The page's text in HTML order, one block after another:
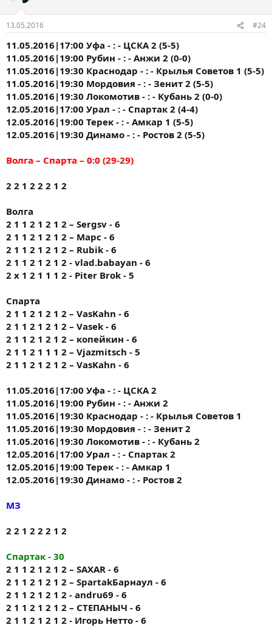
13.05.2016 #24
11.05.2016|17:00 Уфа - : - ЦСКА 2 (5-5)
11.05.2016|19:00 Рубин - : - Анжи 2 (0-0)
11.05.2016|19:30 Краснодар - : - Крылья Советов 1 (5-5)
11.05.2016|19:30 Мордовия - : - Зенит 2 (5-5)
11.05.2016|19:30 Локомотив - : - Кубань 2 (0-0)
12.05.2016|17:00 Урал - : - Спартак 2 (4-4)
12.05.2016|19:00 Терек - : - Амкар 1 (5-5)
12.05.2016|19:30 Динамо - : - Ростов 2 (5-5)
Волга – Спарта – 0:0 (29-29)
2 2 1 2 2 2 1 2
Волга
2 1 1 2 1 2 1 2 – Sergsv - 6
2 1 1 2 1 2 1 2 – Марс - 6
2 1 1 2 1 2 1 2 – Rubik - 6
2 1 1 2 1 2 1 2 - vlad.babayan - 6
2 x 1 2 1 1 1 2 - Piter Brok - 5
Спарта
2 1 1 2 1 2 1 2 – VasKahn - 6
2 1 1 2 1 2 1 2 – Vasek - 6
2 1 1 2 1 2 1 2 – копейкин - 6
2 1 1 2 1 1 1 2 – Vjazmitsch - 5
2 1 1 2 1 2 1 2 – VasKahn - 6
11.05.2016|17:00 Уфа - : - ЦСКА 2
11.05.2016|19:00 Рубин - : - Анжи 2
11.05.2016|19:30 Краснодар - : - Крылья Советов 1
11.05.2016|19:30 Мордовия - : - Зенит 2
11.05.2016|19:30 Локомотив - : - Кубань 2
12.05.2016|17:00 Урал - : - Спартак 2
12.05.2016|19:00 Терек - : - Амкар 1
12.05.2016|19:30 Динамо - : - Ростов 2
МЗ
2 2 1 2 2 2 1 2
Спартак - 30
2 1 1 2 1 2 1 2 – SAXAR - 6
2 1 1 2 1 2 1 2 – SpartakБарнаул - 6
2 1 1 2 1 2 1 2 - andru69 - 6
2 1 1 2 1 2 1 2 – СТЕПАНЫЧ - 6
2 1 1 2 1 2 1 2 - Игорь Нетто - 6